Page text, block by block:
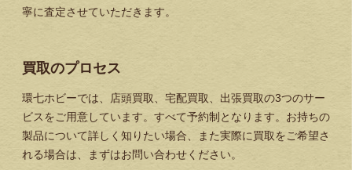
寧に査定させていただきます。
買取のプロセス
環七ホビーでは、店頭買取、宅配買取、出張買取の3つのサー
ビスをご用意しています。すべて予約制となります。お持ちの
製品について詳しく知りたい場合、また実際に買取をご希望さ
れる場合は、まずはお問い合わせください。